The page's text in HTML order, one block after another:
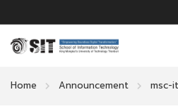
Home Announcement msc-